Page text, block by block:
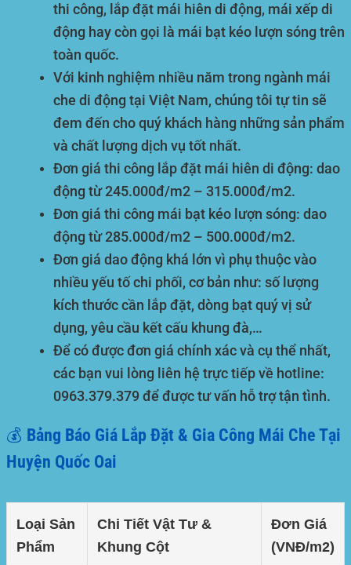
thi công, lắp đặt mái hiên di động, mái xếp di
động hay còn gọi là mái bạt kéo lượn sóng trên
toàn quốc.
Với kinh nghiệm nhiều năm trong ngành mái
che di động tại Việt Nam, chúng tôi tự tin sẽ
đem đến cho quý khách hàng những sản phẩm
và chất lượng dịch vụ tốt nhất.
Đơn giá thi công lắp đặt mái hiên di động: dao
động từ245.000đ/m2 – 315.000đ/m2.
Đơn giá thi công mái bạt kéo lượn sóng: dao
động từ285.000đ/m2 – 500.000đ/m2.
Đơn giá dao động khá lớn vì phụ thuộc vào
nhiều yếu tố chi phối, cơ bản như: số lượng
kích thước cần lắp đặt, dòng bạt quý vị sử
dụng, yêu cầu kết cấu khung đà,…
Để có được đơn giá chính xác và cụ thể nhất,
các bạn vui lòng liên hệ trực tiếp về hotline:
0963.379.379để được tư vấn hỗ trợ tận tình.
💰 Bảng Báo Giá Lắp Đặt & Gia Công Mái Che Tại
Huyện Quốc Oai
Loại Sản
Phẩm
Chi Tiết Vật Tư &
Khung Cột
Đơn Giá
(VNĐ/m2)